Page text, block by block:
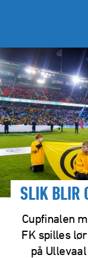
SLIK BLIR
Cupfinalen
FK spilles
på